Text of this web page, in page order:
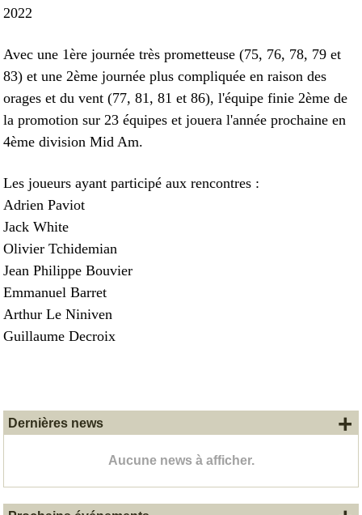
2022
Avec une 1ère journée très prometteuse (75, 76, 78, 79 et
83) et une 2ème journée plus compliquée en raison des
orages et du vent (77, 81, 81 et 86), l'équipe finie 2ème de
la promotion sur 23 équipes et jouera l'année prochaine en
4ème division Mid Am.
Les joueurs ayant participé aux rencontres :
Adrien Paviot
Jack White
Olivier Tchidemian
Jean Philippe Bouvier
Emmanuel Barret
Arthur Le Niniven
Guillaume Decroix
Dernières news
Aucune news à afficher.
+